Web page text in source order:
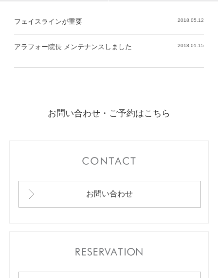
フェイスラインが重要 2018.05.12
アラフォー院長 メンテナンスしました 2018.01.15
お問い合わせ・ご予約はこちら
お問い合わせ